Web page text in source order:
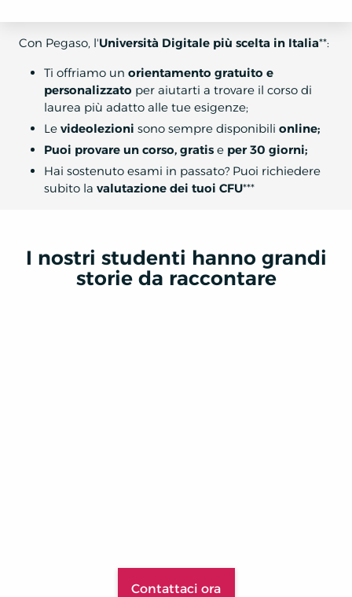
Con Pegaso, l'Università Digitale più scelta in Italia**:
Ti offriamo un orientamento gratuito e
personalizzato per aiutarti a trovare il corso di
laurea più adatto alle tue esigenze;
Le videolezioni sono sempre disponibili online;
Puoi provare un corso, gratis e per 30 giorni;
Hai sostenuto esami in passato? Puoi richiedere
subito la valutazione dei tuoi CFU***
I nostri studenti hanno grandi
storie da raccontare
Contattaci ora